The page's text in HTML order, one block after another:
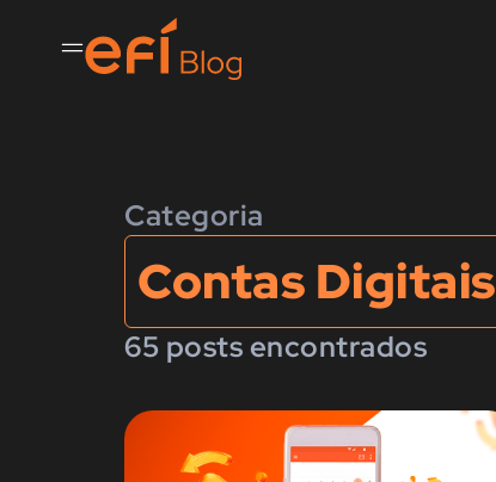
Categoria
Contas Digitais
65 posts encontrados